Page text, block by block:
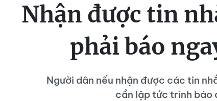
Nhận được tin
phải báo
Người dân nếu nhận được các tin
cần lập tức trình báo